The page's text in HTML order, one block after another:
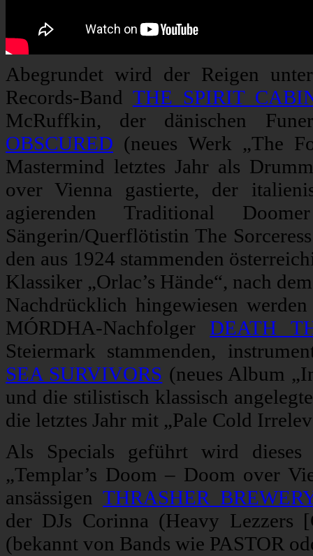
Abegrundet wird der Reigen
Records-Band THE SPIRIT
McRuffkin, der dänischen
OBSCURED (neues Werk „The
Mastermind letztes Jahr als
over Vienna gastierte, der
agierenden Traditional
Sängerin/Querflötistin The
den aus 1924 stammenden
Klassiker „Orlac’s Hände“, nach
Nachdrücklich hingewiesen
MÓRDHA-NachfolgerDEATH
Steiermark stammenden,
SEA SURVIVORS (neues Album
und die stilistisch klassisch
die letztes Jahr mit „Pale Cold
Als Specials geführt wird dieses
„Templar’s Doom – Doom over
ansässigenTHRASHER
der DJs Corinna (Heavy
(bekannt von Bands wie PASTOR